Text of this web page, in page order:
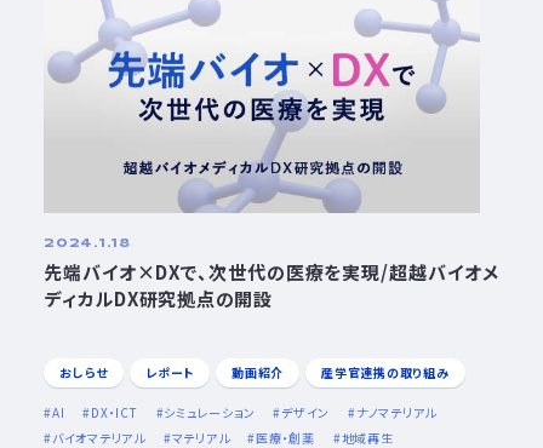
2024.1.18
先端バイオ×DXで、次世代の医療を実現/超越バイオメ
ディカルDX研究拠点の開設
おしらせ レポート 動画紹介 産学官連携の取り組み
AI DX・ICT シミュレーション デザイン
ナノマテリアル
バイオマテリアル
マテリアル 医療・創薬 地域再生